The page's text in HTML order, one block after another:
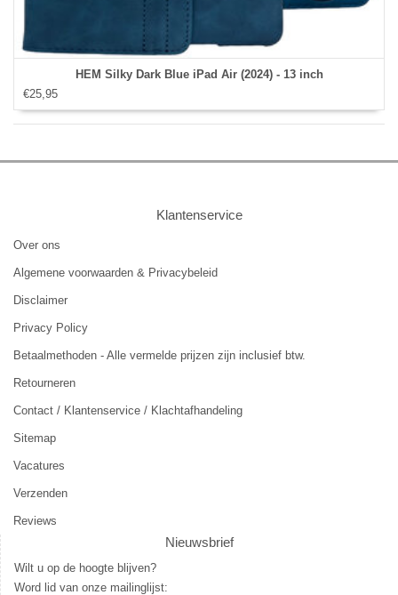
HEM Silky Dark Blue iPad Air (2024) - 13 inch
€25,95
Klantenservice
Over ons
Algemene voorwaarden & Privacybeleid
Disclaimer
Privacy Policy
Betaalmethoden - Alle vermelde prijzen zijn inclusief btw.
Retourneren
Contact / Klantenservice / Klachtafhandeling
Sitemap
Vacatures
Verzenden
Reviews
Nieuwsbrief
Wilt u op de hoogte blijven?
Word lid van onze mailinglijst: